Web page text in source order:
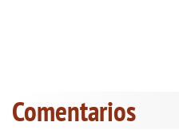
Comentarios